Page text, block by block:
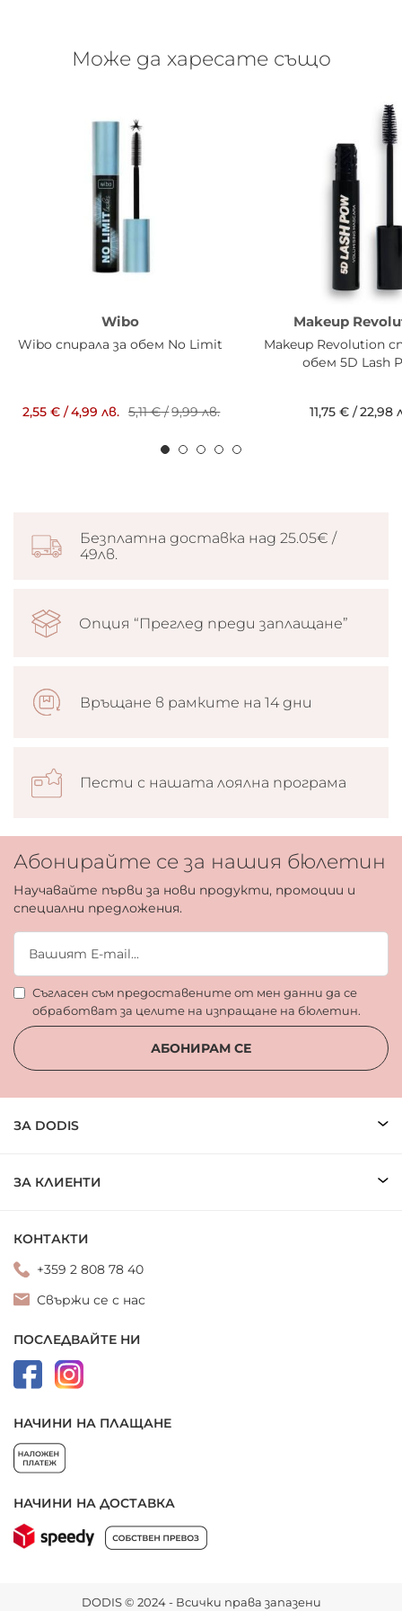
Може да харесате също
Wibo
Wibo спирала за обем No Limit
2,55 € /4,99 лв. 5,11 €/9,99 лв.
Makeup
Makeup Revolution
обем 5D Lash
11,75 €/22,98
Безплатна доставка над 25.05€ /
49лв.
Опция “Преглед преди заплащане”
Връщане в рамките на 14 дни
Пести с нашата лоялна програма
Абонирайте се за нашия бюлетин
Научавайте първи за нови продукти, промоции и
специални предложения.
Съгласен съм предоставените от мен данни да се
обработват за целите на изпращане на бюлетин.
АБОНИРАМ СЕ
ЗА DODIS
ЗА КЛИЕНТИ
КОНТАКТИ
+359 2 808 78 40
Свържи се с нас
ПОСЛЕДВАЙТЕ НИ
НАЧИНИ НА ПЛАЩАНЕ
НАЧИНИ НА ДОСТАВКА
DODIS © 2024 - Всички права запазени